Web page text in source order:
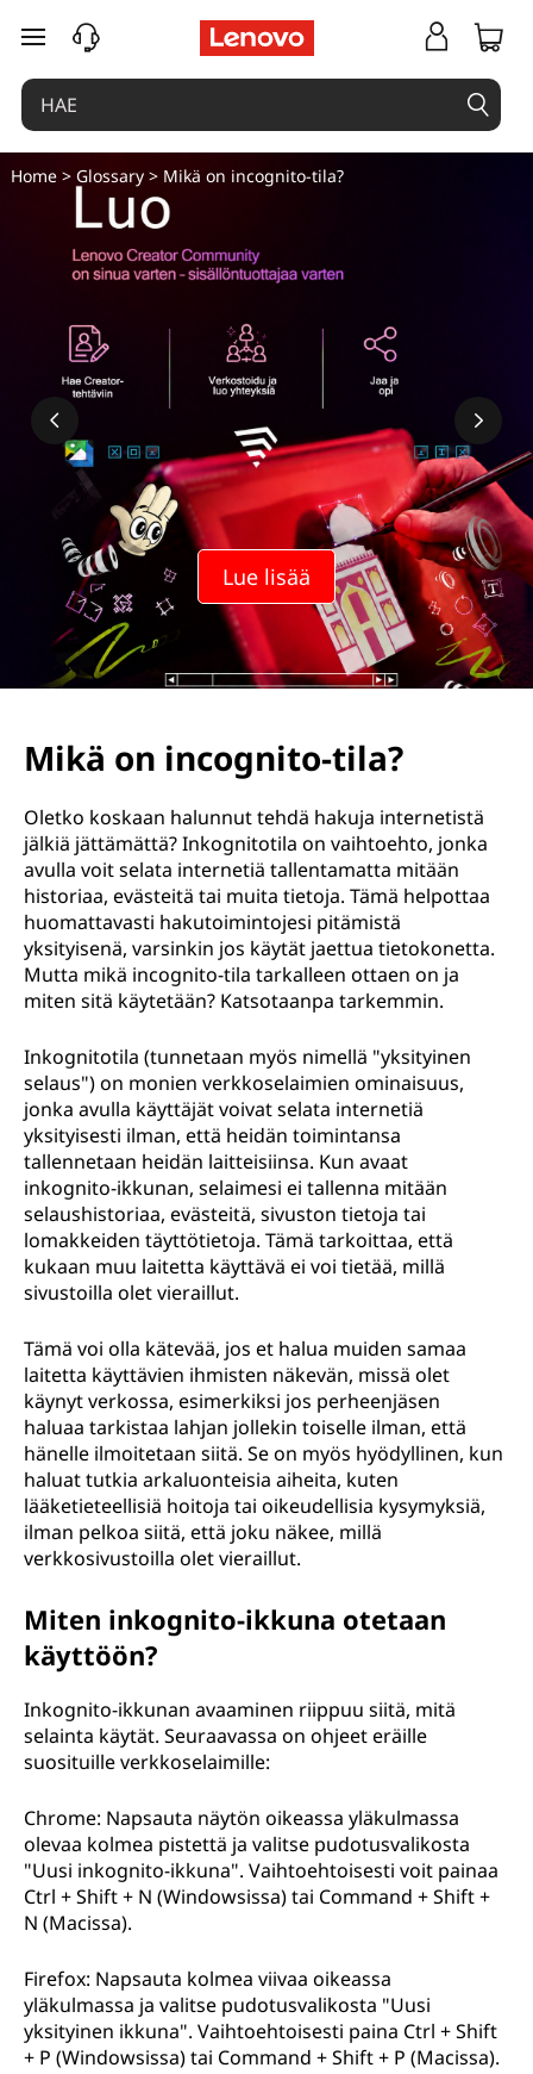
siirry pääsisältöön
Lue lisää
Home> Glossary> Mikä on incognito-tila?
Mikä on incognito-tila?
Oletko koskaan halunnut tehdä hakuja internetistä
jälkiä jättämättä? Inkognitotila on vaihtoehto, jonka
avulla voit selata internetiä tallentamatta mitään
historiaa, evästeitä tai muita tietoja. Tämä helpottaa
huomattavasti hakutoimintojesi pitämistä
yksityisenä, varsinkin jos käytät jaettua tietokonetta.
Mutta mikä incognito-tila tarkalleen ottaen on ja
miten sitä käytetään? Katsotaanpa tarkemmin.
Inkognitotila (tunnetaan myös nimellä "yksityinen
selaus") on monien verkkoselaimien ominaisuus,
jonka avulla käyttäjät voivat selata internetiä
yksityisesti ilman, että heidän toimintansa
tallennetaan heidän laitteisiinsa. Kun avaat
inkognito-ikkunan, selaimesi ei tallenna mitään
selaushistoriaa, evästeitä, sivuston tietoja tai
lomakkeiden täyttötietoja. Tämä tarkoittaa, että
kukaan muu laitetta käyttävä ei voi tietää, millä
sivustoilla olet vieraillut.
Tämä voi olla kätevää, jos et halua muiden samaa
laitetta käyttävien ihmisten näkevän, missä olet
käynyt verkossa, esimerkiksi jos perheenjäsen
haluaa tarkistaa lahjan jollekin toiselle ilman, että
hänelle ilmoitetaan siitä. Se on myös hyödyllinen, kun
haluat tutkia arkaluonteisia aiheita, kuten
lääketieteellisiä hoitoja tai oikeudellisia kysymyksiä,
ilman pelkoa siitä, että joku näkee, millä
verkkosivustoilla olet vieraillut.
Miten inkognito-ikkuna otetaan
käyttöön?
Inkognito-ikkunan avaaminen riippuu siitä, mitä
selainta käytät. Seuraavassa on ohjeet eräille
suosituille verkkoselaimille:
Chrome: Napsauta näytön oikeassa yläkulmassa
olevaa kolmea pistettä ja valitse pudotusvalikosta
"Uusi inkognito-ikkuna". Vaihtoehtoisesti voit painaa
Ctrl + Shift + N (Windowsissa) tai Command + Shift +
N (Macissa).
Firefox: Napsauta kolmea viivaa oikeassa
yläkulmassa ja valitse pudotusvalikosta "Uusi
yksityinen ikkuna". Vaihtoehtoisesti paina Ctrl + Shift
+ P (Windowsissa) tai Command + Shift + P (Macissa).